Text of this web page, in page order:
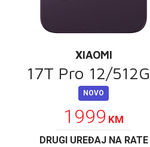
XIAOMI
17T Pro 12/
NOVO
1999 KM
DRUGI UREĐAJ NA RATE